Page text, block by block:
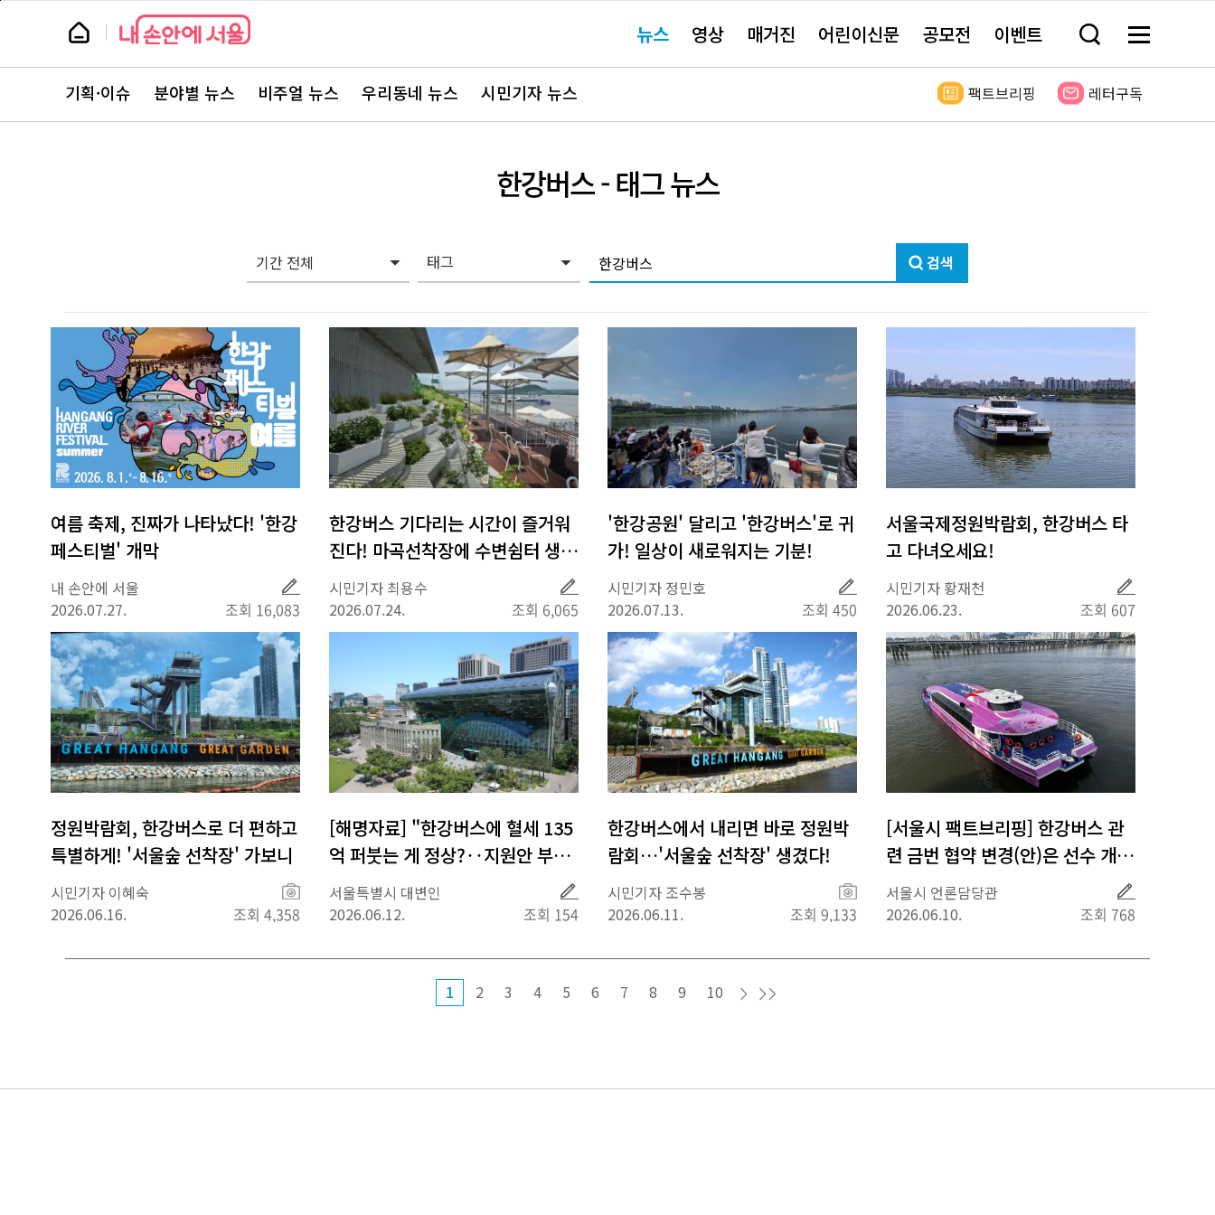
본
뉴
스 요뉴스 영상 매거진 어린이신문 공모전 이벤트 검
창
기
메
전
보
뉴
스
주
서
기획·이슈 분야별 뉴스 비주얼 뉴스 우리동네 뉴스 시민기자 뉴스 팩트브리핑 레터구독
한강버스- 태그 뉴스
기간 전체 태그 검
색
여름 축제, 진짜가 나타났다! '한강
페스티벌' 개막
내 손안에 서울
2026.07.27.
취
재
조회 16,083
한강버스 기다리는 시간이 즐거워
진다! 마곡선착장에 수변쉼터 생겼
다
시민기자 최용수
2026.07.24.
취
재
조회 6,065
'한강공원' 달리고 '한강버스'로 귀
가! 일상이 새로워지는 기분!
시민기자 정민호
2026.07.13.
취
재
조회 450
서울국제정원박람회, 한강버스 타
고 다녀오세요!
시민기자 황재천
2026.06.23.
취
재
조회 607
정원박람회, 한강버스로 더 편하고
특별하게! '서울숲 선착장' 가보니
시민기자 이혜숙
2026.06.16.
사
진
조회 4,358
[해명자료] "한강버스에 혈세 135
억 퍼붓는 게 정상?‥지원안 부결
시켜야" 관련
서울특별시 대변인
2026.06.12.
취
재
조회 154
한강버스에서 내리면 바로 정원박
람회…'서울숲 선착장' 생겼다!
시민기자 조수봉
2026.06.11.
사
진
조회 9,133
[서울시 팩트브리핑] 한강버스 관
련 금번 협약 변경(안)은 선수 개방
에 따른 안전 인력 1명 충원에 관한
것으로, 그 외 사항은 기존 지원 사
서울시 언론담당관
2026.06.10.
취
재
조회 768
1 2 3 4 5 6 7 8 9 10
페